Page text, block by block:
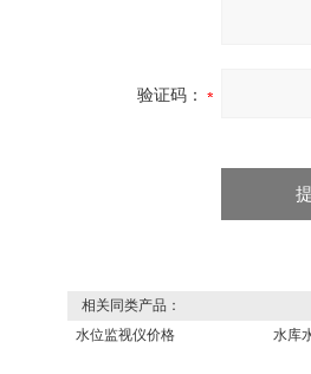
验证码：
相关同类产品：
水位监视仪价格
水库